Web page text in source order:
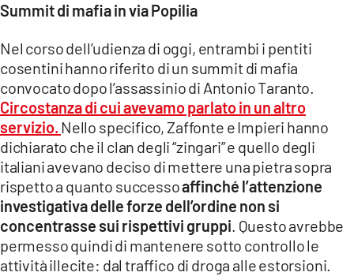
Summit di mafia in via Popilia
Nel corso dell’udienza di oggi, entrambi i pentiti
cosentini hanno riferito di un summit di mafia
convocato dopo l’assassinio di Antonio Taranto.
Circostanza di cui avevamo parlato in un altro
servizio. Nello specifico, Zaffonte e Impieri hanno
dichiarato che il clan degli “zingari” e quello degli
italiani avevano deciso di mettere una pietra sopra
rispetto a quanto successoaffinché l’attenzione
investigativa delle forze dell’ordine non si
concentrasse sui rispettivi gruppi. Questo avrebbe
permesso quindi di mantenere sotto controllo le
attività illecite: dal traffico di droga alle estorsioni.